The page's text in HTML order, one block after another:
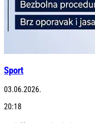
Sport
03.06.2026.
20:18